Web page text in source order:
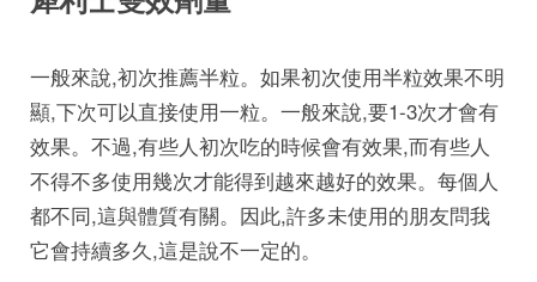
一般來說,初次推薦半粒。如果初次使用半粒效果不明
顯,下次可以直接使用一粒。一般來說,要1-3次才會有
效果。不過,有些人初次吃的時候會有效果,而有些人
不得不多使用幾次才能得到越來越好的效果。每個人
都不同,這與體質有關。因此,許多未使用的朋友問我
它會持續多久,這是說不一定的。